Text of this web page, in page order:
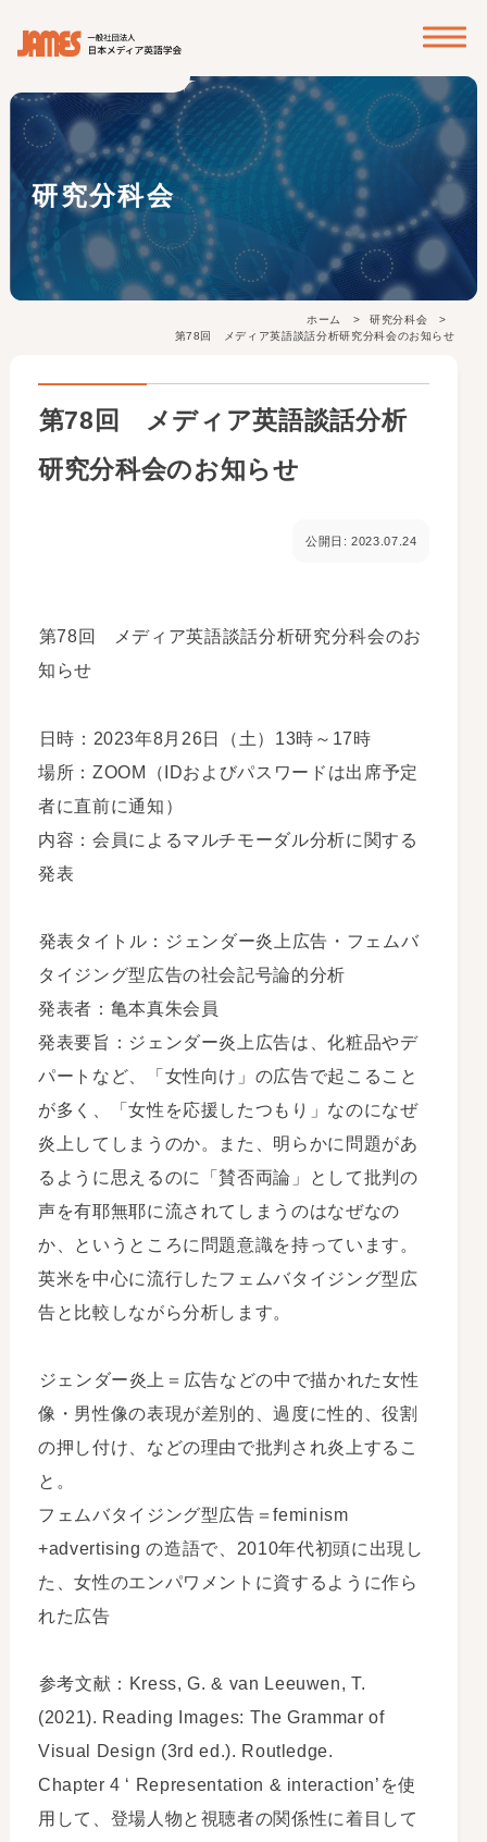
研究分科会
ホーム
研究分科会
第78回 メディア英語談話分析研究分科会のお知らせ
第78回 メディア英語談話分析
研究分科会のお知らせ
公開日: 2023.07.24
第78回 メディア英語談話分析研究分科会のお
知らせ
日時：2023年8月26日（土）13時～17時
場所：ZOOM（IDおよびパスワードは出席予定
者に直前に通知）
内容：会員によるマルチモーダル分析に関する
発表
発表タイトル：ジェンダー炎上広告・フェムバ
タイジング型広告の社会記号論的分析
発表者：亀本真朱会員
発表要旨：ジェンダー炎上広告は、化粧品やデ
パートなど、「女性向け」の広告で起こること
が多く、「女性を応援したつもり」なのになぜ
炎上してしまうのか。また、明らかに問題があ
るように思えるのに「賛否両論」として批判の
声を有耶無耶に流されてしまうのはなぜなの
か、というところに問題意識を持っています。
英米を中心に流行したフェムバタイジング型広
告と比較しながら分析します。
ジェンダー炎上＝広告などの中で描かれた女性
像・男性像の表現が差別的、過度に性的、役割
の押し付け、などの理由で批判され炎上するこ
と。
フェムバタイジング型広告＝feminism
+advertising の造語で、2010年代初頭に出現し
た、女性のエンパワメントに資するように作ら
れた広告
参考文献：Kress, G. & van Leeuwen, T.
(2021). Reading Images: The Grammar of
Visual Design (3rd ed.). Routledge.
Chapter 4 ‘ Representation & interaction’を使
用して、登場人物と視聴者の関係性に着目して